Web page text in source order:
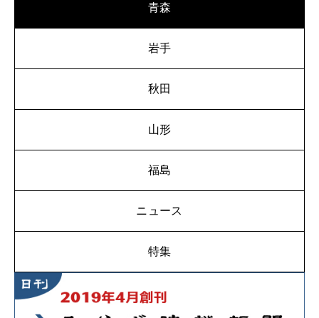
青森
岩手
秋田
山形
福島
ニュース
特集